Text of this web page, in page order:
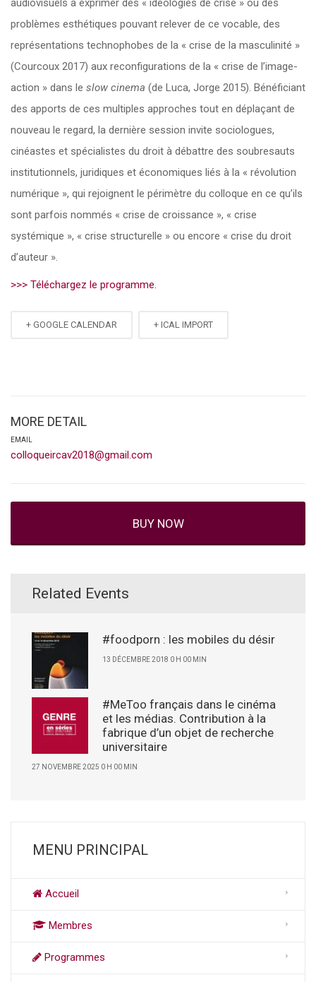
audiovisuels à exprimer des « idéologies de crise » ou des
problèmes esthétiques pouvant relever de ce vocable, des
représentations technophobes de la « crise de la masculinité »
(Courcoux 2017) aux reconfigurations de la « crise de l’image-
action » dans le slow cinema (de Luca, Jorge 2015). Bénéficiant
des apports de ces multiples approches tout en déplaçant de
nouveau le regard, la dernière session invite sociologues,
cinéastes et spécialistes du droit à débattre des soubresauts
institutionnels, juridiques et économiques liés à la « révolution
numérique », qui rejoignent le périmètre du colloque en ce qu’ils
sont parfois nommés « crise de croissance », « crise
systémique », « crise structurelle » ou encore « crise du droit
d’auteur ».
>>> Téléchargez le programme.
+ GOOGLE CALENDAR + ICAL IMPORT
MORE DETAIL
EMAIL
colloqueircav2018@gmail.com
BUY NOW
Related Events
#foodporn : les mobiles du désir
13 DÉCEMBRE 2018 0 H 00 MIN
#MeToo français dans le cinéma
et les médias. Contribution à la
fabrique d’un objet de recherche
universitaire
27 NOVEMBRE 2025 0 H 00 MIN
MENU PRINCIPAL
Accueil
Membres
Programmes